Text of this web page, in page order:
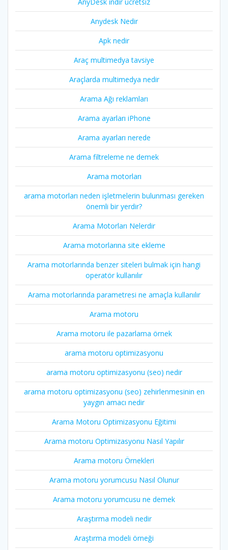
Anydesk Nedir
Apk nedir
Araç multimedya tavsiye
Araçlarda multimedya nedir
Arama Ağı reklamları
Arama ayarları iPhone
Arama ayarları nerede
Arama filtreleme ne demek
Arama motorları
arama motorları neden işletmelerin bulunması gereken
önemli bir yerdir?
Arama Motorları Nelerdir
Arama motorlarına site ekleme
Arama motorlarında benzer siteleri bulmak için hangi
operatör kullanılır
Arama motorlarında parametresi ne amaçla kullanılır
Arama motoru
Arama motoru ile pazarlama örnek
arama motoru optimizasyonu
arama motoru optimizasyonu (seo) nedir
arama motoru optimizasyonu (seo) zehirlenmesinin en
yaygın amacı nedir
Arama Motoru Optimizasyonu Eğitimi
Arama motoru Optimizasyonu Nasıl Yapılır
Arama motoru Örnekleri
Arama motoru yorumcusu Nasıl Olunur
Arama motoru yorumcusu ne demek
Araştırma modeli nedir
Araştırma modeli örneği